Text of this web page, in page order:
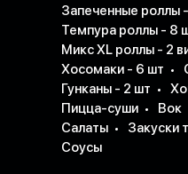
Запеченные роллы
Темпура роллы - 8
Микс XL роллы - 2
Хосомаки - 6 шт
Гунканы - 2 шт
Пицца-суши
Вок
Салаты
Закуски
Соусы